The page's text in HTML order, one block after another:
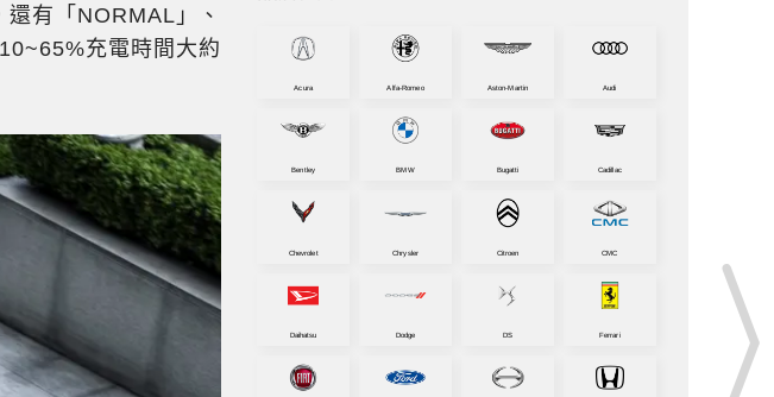
有「NORMAL」、
充電時間大約
Acura Alfa-Romeo Aston-Martin Audi
Bentley BMW Bugatti Cadillac
Chevrolet Chrysler Citroen CMC
Daihatsu Dodge DS Ferrari